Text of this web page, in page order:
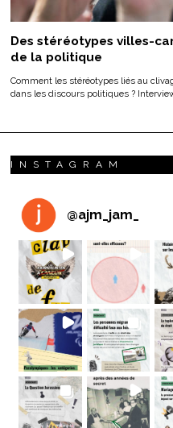
Des stéréotypes villes-
de la politique
Comment les stéréotypes liés au
dans les discours politiques ?
INSTAGRAM
@ajm_jam_